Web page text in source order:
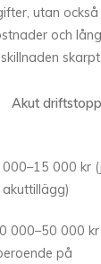
utan
och
skarpt.
Akut driftstopp
000–15 000 kr
akuttillägg)
000–50 000 kr
på